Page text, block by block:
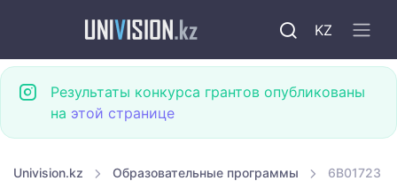
KZ
Результаты конкурса грантов опубликованы
на этой странице
Univision.kz Образовательные программы 6B01723